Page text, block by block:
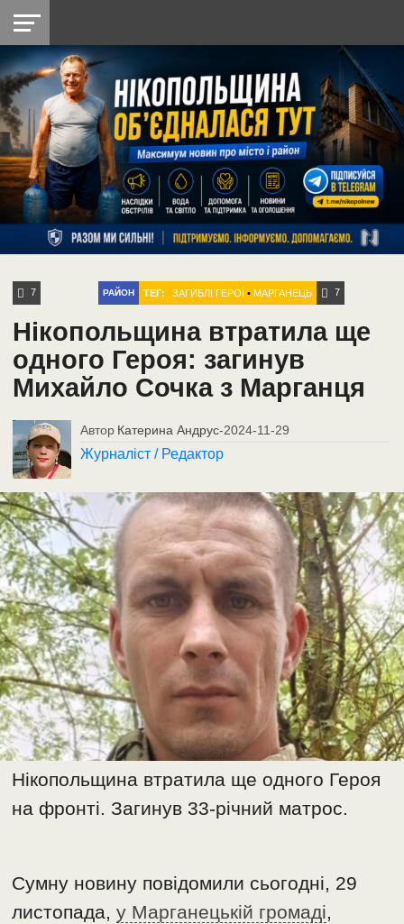
НІКОПОЛЬ
РАЙОН
СІЧЕСЛАВСЬКА
УКРАЇНА
РЕТРО
НІКОПОЛЬ
ЛАЙТ
УКРАЇНА
ДОПОМОГА
РАДІО
7 РАЙОН ТЕГ: ЗАГИБЛІ ГЕРОЇ •МАРГАНЕЦЬ 7
Нікопольщина втратила ще
одного Героя: загинув
Михайло Сочка з Марганця
Автор Катерина Андрус-2024-11-29
Журналіст / Редактор
Нікопольщина втратила ще одного Героя
на фронті. Загинув 33-річний матрос.
Сумну новину повідомили сьогодні, 29
листопада,у Марганецькій громаді,